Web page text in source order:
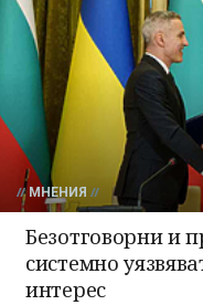
МНЕНИЯ
Безотговорни и
системно
интерес